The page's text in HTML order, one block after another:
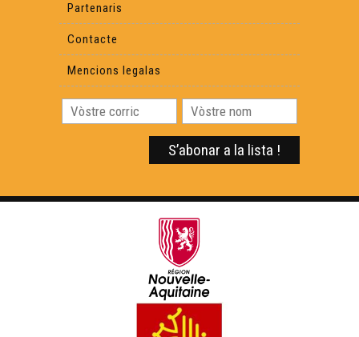
Partenaris
Contacte
Mencions legalas